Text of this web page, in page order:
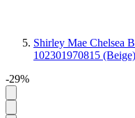
Shirley Mae Chelsea
102301970815 (Beige)
-29%